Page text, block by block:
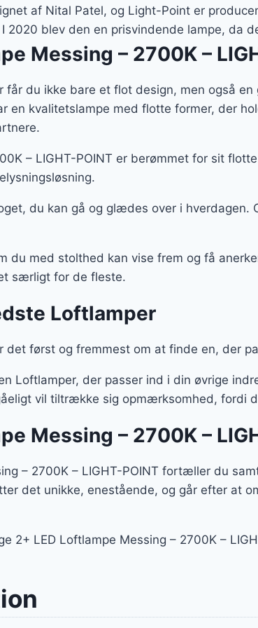
2.909 kr.. 2.036 kr..
af Nital Patel, og Light-Point er
2020 blev den en prisvindende lampe, da
Messing – 2700K –
du ikke bare et flot design, men også
kvalitetslampe med flotte former, der
– LIGHT-POINT er berømmet for sit
du kan gå og glædes over i hverdagen.
du med stolthed kan vise frem og få
særligt for de fleste.
Loftlamper
først og fremmest om at finde en, der
Loftlamper, der passer ind i din øvrige
vil tiltrække sig opmærksomhed, fordi
Messing – 2700K –
– 2700K – LIGHT-POINT fortæller du
det unikke, enestående, og går efter at
2+ LED Loftlampe Messing – 2700K –